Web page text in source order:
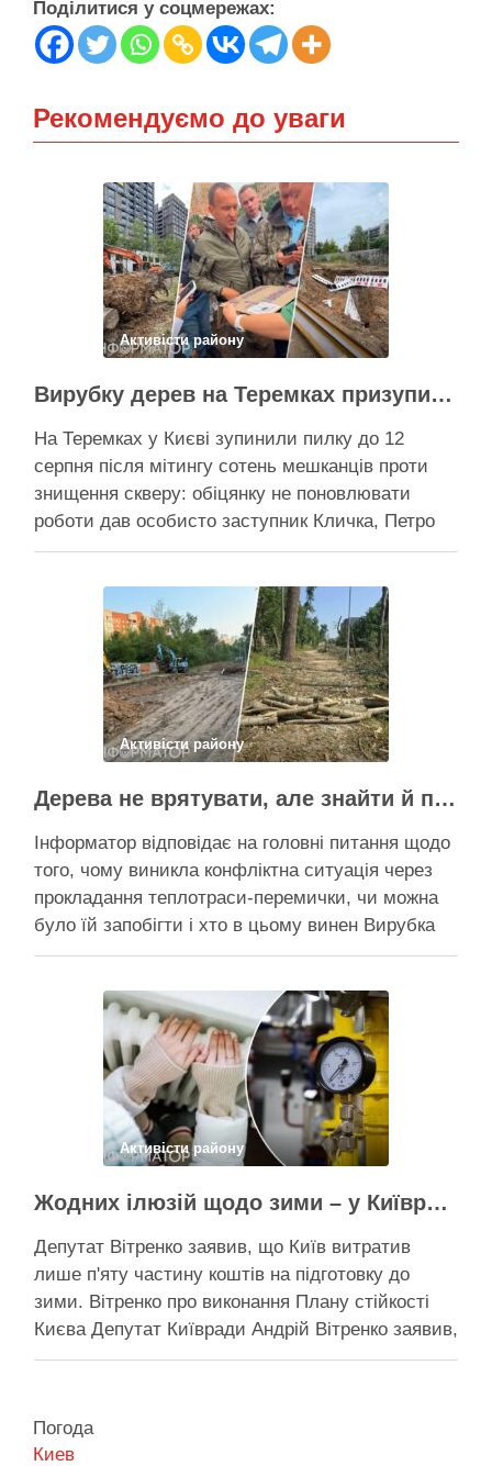
Поділитися у соцмережах:
Рекомендуємо до уваги
Активісти району
Вирубку дерев на Теремках призупинили після приїзду заступника Кличка – почався діалог
На Теремках у Києві зупинили пилку до 12
серпня після мітингу сотень мешканців проти
знищення скверу: обіцянку не поновлювати
роботи дав особисто заступник Кличка, Петро
Пантелеєв, що прибув налагодити комунікацію
чи вдасться зберегти ту частину озеленення,
що лишилася, – поки невідомо На Теремках у …
Поділитися у соцмережах:
Активісти району
Дерева не врятувати, але знайти й покарати винних треба – головні питання і висновки з конфлікту на Теремках
Інформатор відповідає на головні питання щодо
того, чому виникла конфліктна ситуація через
прокладання теплотраси-перемички, чи можна
було їй запобігти і хто в цьому винен Вирубка
дерев триває, почали й прокладати теплотрасу
суботу, 8 серпня 2026 року, на Теремках у Києві
почалася вже …
Поділитися у соцмережах:
Активісти району
Жодних ілюзій щодо зими – у Київраді закидають, що КМДА виконала План стійкості на 20%
Депутат Вітренко заявив, що Київ витратив
лише п'яту частину коштів на підготовку до
зими. Вітренко про виконання Плану стійкості
Києва Депутат Київради Андрій Вітренко заявив,
що станом на 5 серпня столична влада
старту опалювального сезону …
Погода
Киев